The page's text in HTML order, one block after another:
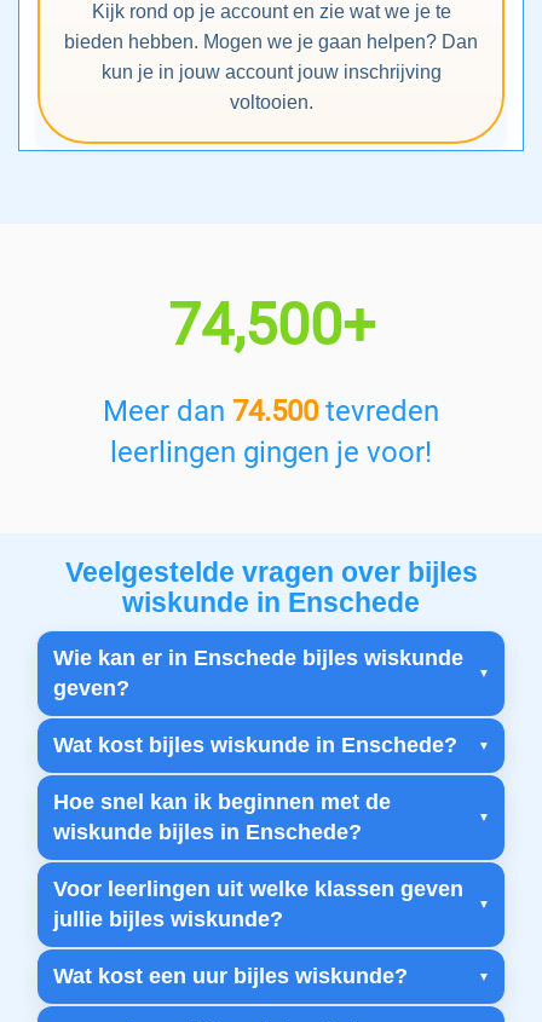
Kijk rond op je account en zie wat we je te
bieden hebben. Mogen we je gaan helpen? Dan
kun je in jouw account jouw inschrijving
voltooien.
74,500+
Meer dan 74.500tevreden
leerlingen gingen je voor!
Veelgestelde vragen over bijles
wiskunde in Enschede
Wie kan er in Enschede bijles wiskunde
geven?
Wat kost bijles wiskunde in Enschede?
Hoe snel kan ik beginnen met de
wiskunde bijles in Enschede?
Voor leerlingen uit welke klassen geven
jullie bijles wiskunde?
Wat kost een uur bijles wiskunde?